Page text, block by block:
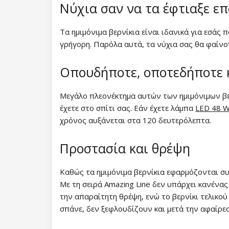
Συλλογή Lovely Kiss
Συλλογή Magic Winter
Συλλογή Rainbow Tones
Συλλογή Beach Party
Συλλογή Pure Elegance
Συλλογή Pastel Candy
Συλλογή New York City
Συλλογή Army Lady
Συλλογή Party Animal
Συλλογή Glitter Flash
NANI ημιμόνιμα βερνίκια Simply
Pure
Συλλογή Brownie
Συλλογή Time to Shine
Συλλογή Garden of Serenity
NeoNail ημιμόνιμα βερνίκια
Nail Art
Βερνίκια νυχιών
Χρωματιστά βερνίκια
Βερνίκια νυχιών - Classic
Βερνίκια νυχιών - Super Shine
Παιδικά βερνίκια νυχιών
Διακοσμητικά βερνίκια
UV gel
Χρωματιστά UV gel
NANI UV gel Professional
UV gel Top Coat
Ακρυλικό σύστημα
Acrygel
Πολυακρυλικά
Νύχια σαν να τα έφτιαξε
Τα ημιμόνιμα βερνίκια είναι ιδανικά για
γρήγορη. Παρόλα αυτά, τα νύχια σας θα
Οπουδήποτε, οποτεδήποτε
Μεγάλο πλεονέκτημα αυτών των ημιμόνιμων
έχετε στο σπίτι σας. Εάν έχετε λάμπα LED 48
χρόνος αυξάνεται στα 120 δευτερόλεπτα.
Προστασία και θρέψη
Καθώς τα ημιμόνιμα βερνίκια εφαρμόζονται
Με τη σειρά Amazing Line δεν υπάρχει
την απαραίτητη θρέψη, ενώ το βερνίκι
σπάνε, δεν ξεφλουδίζουν και μετά την